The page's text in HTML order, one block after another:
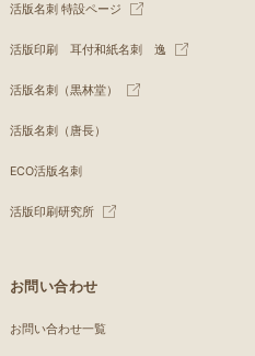
活版名刺 特設ページ
活版印刷 耳付和紙名刺 逸
活版名刺（黒林堂）
活版名刺（唐長）
ECO活版名刺
活版印刷研究所
お問い合わせ
お問い合わせ一覧